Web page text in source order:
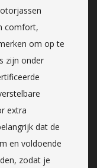
comfort,
om op te
zijn onder
extra
dat de
en voldoende
zodat je